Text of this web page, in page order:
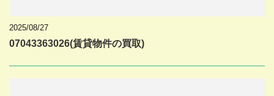
2025/08/27
07043363026(賃貸物件の買取)